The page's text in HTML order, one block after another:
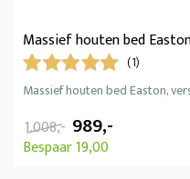
Massief houten bed
(1)
Massief houten bed Easton,
1.008,- 989,-
Bespaar 19,00